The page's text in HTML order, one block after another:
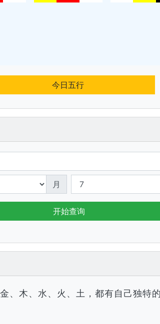
今日五行
月
开始查询
、木、水、火、土，都有自己独特